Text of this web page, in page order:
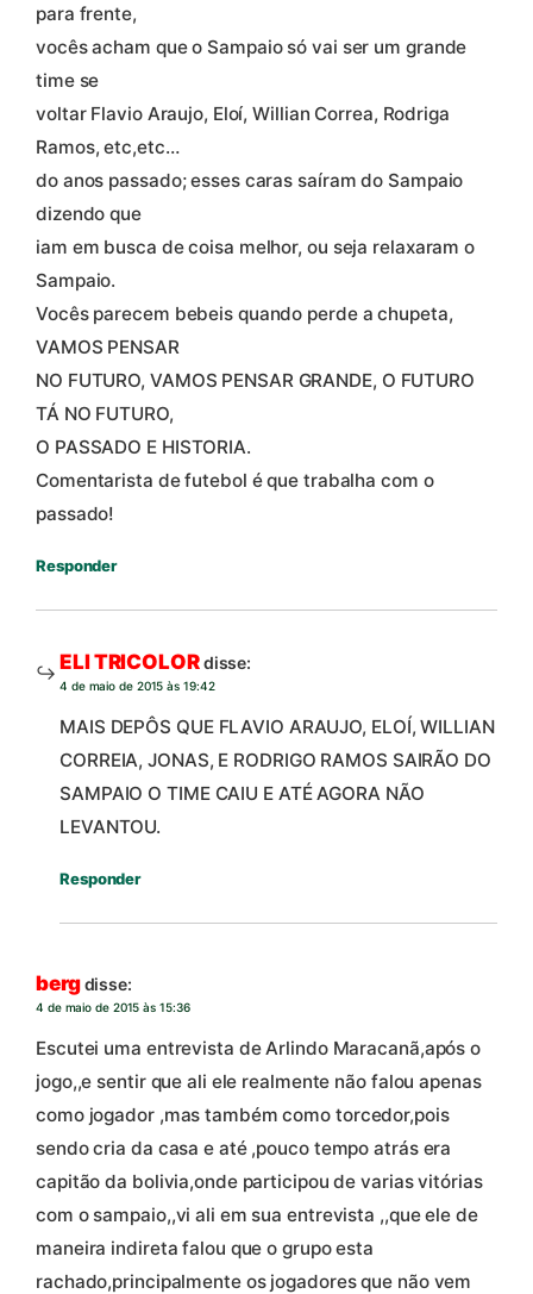
para frente,
vocês acham que o Sampaio só vai ser um grande
time se
voltar Flavio Araujo, Eloí, Willian Correa, Rodriga
Ramos, etc,etc…
do anos passado; esses caras saíram do Sampaio
dizendo que
iam em busca de coisa melhor, ou seja relaxaram o
Sampaio.
Vocês parecem bebeis quando perde a chupeta,
VAMOS PENSAR
NO FUTURO, VAMOS PENSAR GRANDE, O FUTURO
TÁ NO FUTURO,
O PASSADO E HISTORIA.
Comentarista de futebol é que trabalha com o
passado!
Responder
ELI TRICOLORdisse:
4 de maio de 2015 às 19:42
MAIS DEPÔS QUE FLAVIO ARAUJO, ELOÍ, WILLIAN
CORREIA, JONAS, E RODRIGO RAMOS SAIRÃO DO
SAMPAIO O TIME CAIU E ATÉ AGORA NÃO
LEVANTOU.
Responder
bergdisse:
4 de maio de 2015 às 15:36
Escutei uma entrevista de Arlindo Maracanã,após o
jogo,,e sentir que ali ele realmente não falou apenas
como jogador ,mas também como torcedor,pois
sendo cria da casa e até ,pouco tempo atrás era
capitão da bolivia,onde participou de varias vitórias
com o sampaio,,vi ali em sua entrevista ,,que ele de
maneira indireta falou que o grupo esta
rachado,principalmente os jogadores que não vem